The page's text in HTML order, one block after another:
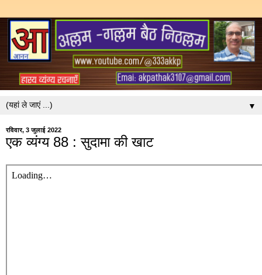
▼
रविवार, 3 जुलाई 2022
एक व्यंग्य 88 : सुदामा की खाट